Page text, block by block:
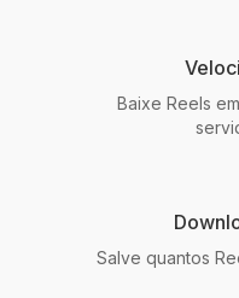
Baixe Reels
Salve quantos